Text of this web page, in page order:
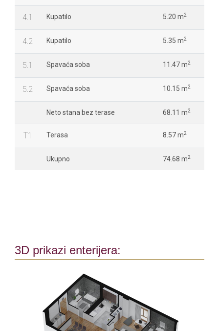
4.1 Kupatilo 5.20 m2
4.2 Kupatilo 5.35 m2
5.1 Spavaća soba 11.47 m2
5.2 Spavaća soba 10.15 m2
Neto stana bez terase 68.11 m2
T1 Terasa 8.57 m2
Ukupno 74.68 m2
3D prikazi enterijera: